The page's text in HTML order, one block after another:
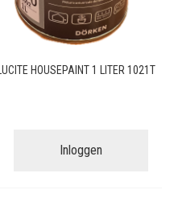
LUCITE HOUSEPAINT 1 LITER 1021T
Inloggen